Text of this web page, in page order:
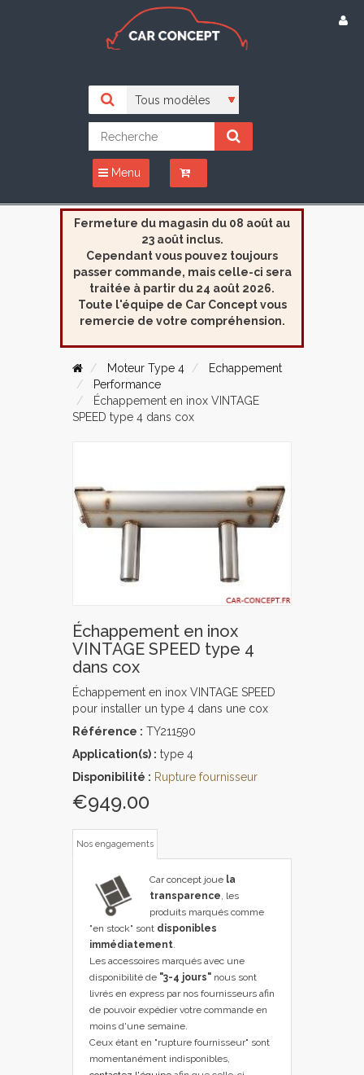
Menu
Fermeture du magasin du 08 août au
23 août inclus.
Cependant vous pouvez toujours
passer commande, mais celle-ci sera
traitée à partir du 24 août 2026.
Toute l'équipe de Car Concept vous
remercie de votre compréhension.
Moteur Type 4
Echappement
Performance
Échappement en inox VINTAGE
SPEED type 4 dans cox
Échappement en inox
VINTAGE SPEED type 4
dans cox
Échappement en inox VINTAGE SPEED
pour installer un type 4 dans une cox
Référence : TY211590
Application(s) : type 4
Disponibilité : Rupture fournisseur
€949.00
Nos engagements
Car concept joue la
transparence, les
produits marqués comme
"en stock" sont disponibles
immédiatement.
Les accessoires marqués avec une
disponibilité de "3-4 jours" nous sont
livrés en express par nos fournisseurs afin
de pouvoir expédier votre commande en
moins d'une semaine.
Ceux étant en "rupture fournisseur" sont
momentanément indisponibles,